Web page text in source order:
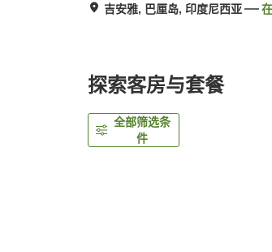
吉安雅, 巴厘岛, 印度尼西亚
探索客房与套餐
全部筛选条
件